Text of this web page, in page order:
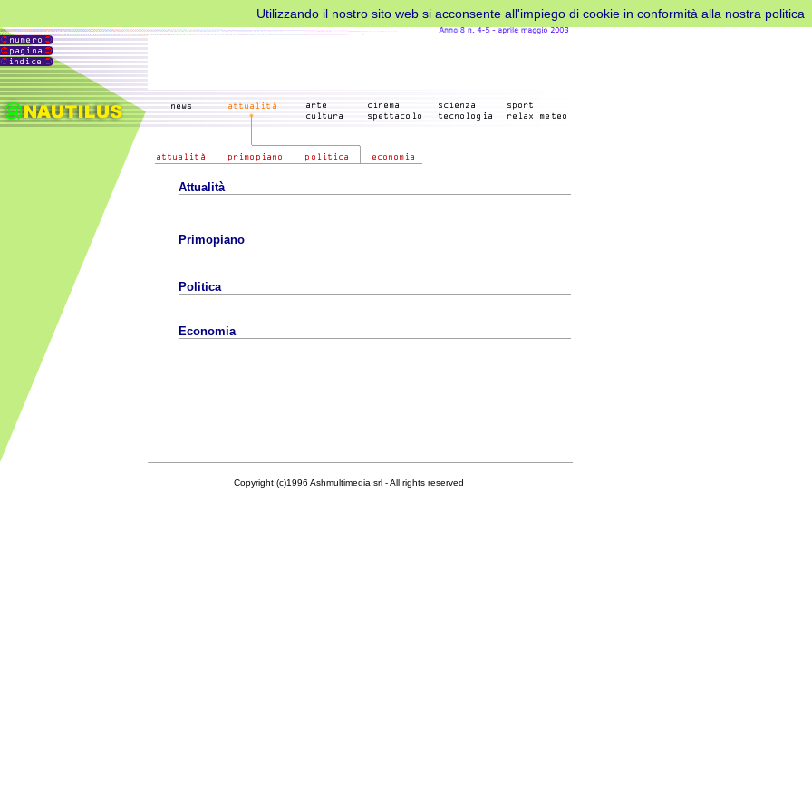
Utilizzando il nostro sito web si acconsente all'impiego di cookie in conformità alla nostra politica
Attualità
Primopiano
Politica
Economia
Copyright (c)1996 Ashmultimedia srl - All rights reserved